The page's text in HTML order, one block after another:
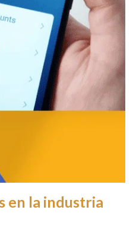
en la industria